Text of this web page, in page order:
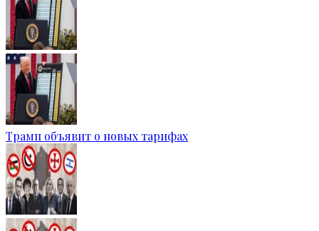
Трамп объявит о новых тарифах